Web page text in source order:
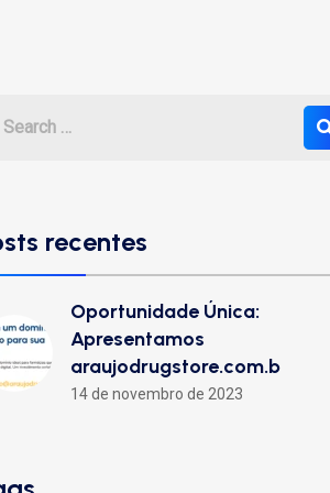
recentes
Oportunidade Única:
Apresentamos
araujodrugstore.com.b
14 de novembro de 2023